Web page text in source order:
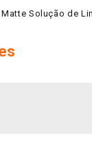
Solução de